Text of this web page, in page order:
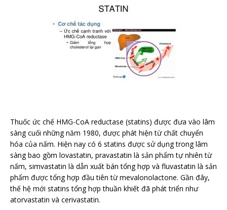
Thuốc ức chế HMG-CoA reductase (statins) được đưa vào lâm
sàng cuối những năm 1980, được phát hiện từ chất chuyển
hóa của nấm. Hiện nay có 6 statins được sử dụng trong lâm
sàng bao gồm lovastatin, pravastatin là sản phẩm tự nhiên từ
nấm, simvastatin là dẫn xuất bán tổng hợp và fluvastatin là sản
phẩm được tổng hợp đầu tiên từ mevalonolactone. Gần đây,
thế hệ mới statins tổng hợp thuần khiết đã phát triển như
atorvastatin và cerivastatin.